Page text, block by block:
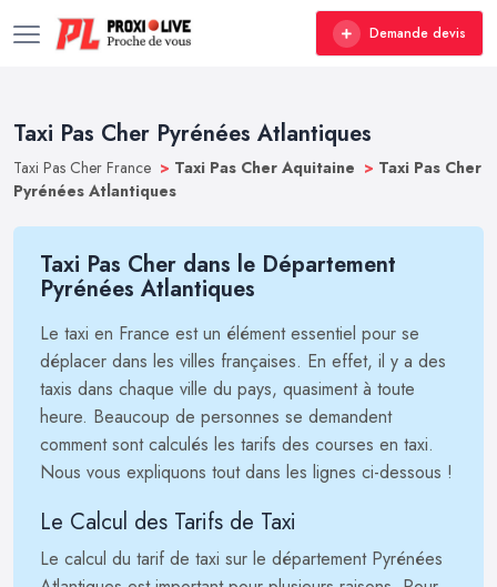
Demande devis
Taxi Pas Cher Pyrénées Atlantiques
Taxi Pas Cher France > Taxi Pas Cher Aquitaine > Taxi Pas Cher
Pyrénées Atlantiques
Taxi Pas Cher dans le Département
Pyrénées Atlantiques
Le taxi en France est un élément essentiel pour se
déplacer dans les villes françaises. En effet, il y a des
taxis dans chaque ville du pays, quasiment à toute
heure. Beaucoup de personnes se demandent
comment sont calculés les tarifs des courses en taxi.
Nous vous expliquons tout dans les lignes ci-dessous !
Le Calcul des Tarifs de Taxi
Le calcul du tarif de taxi sur le département Pyrénées